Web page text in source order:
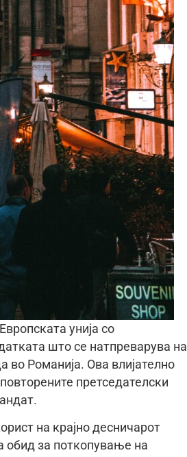
унија со
што се натпреварува на
во Романија. Ова влијателно
претседателски
на крајно десничарот
обид за поткопување на